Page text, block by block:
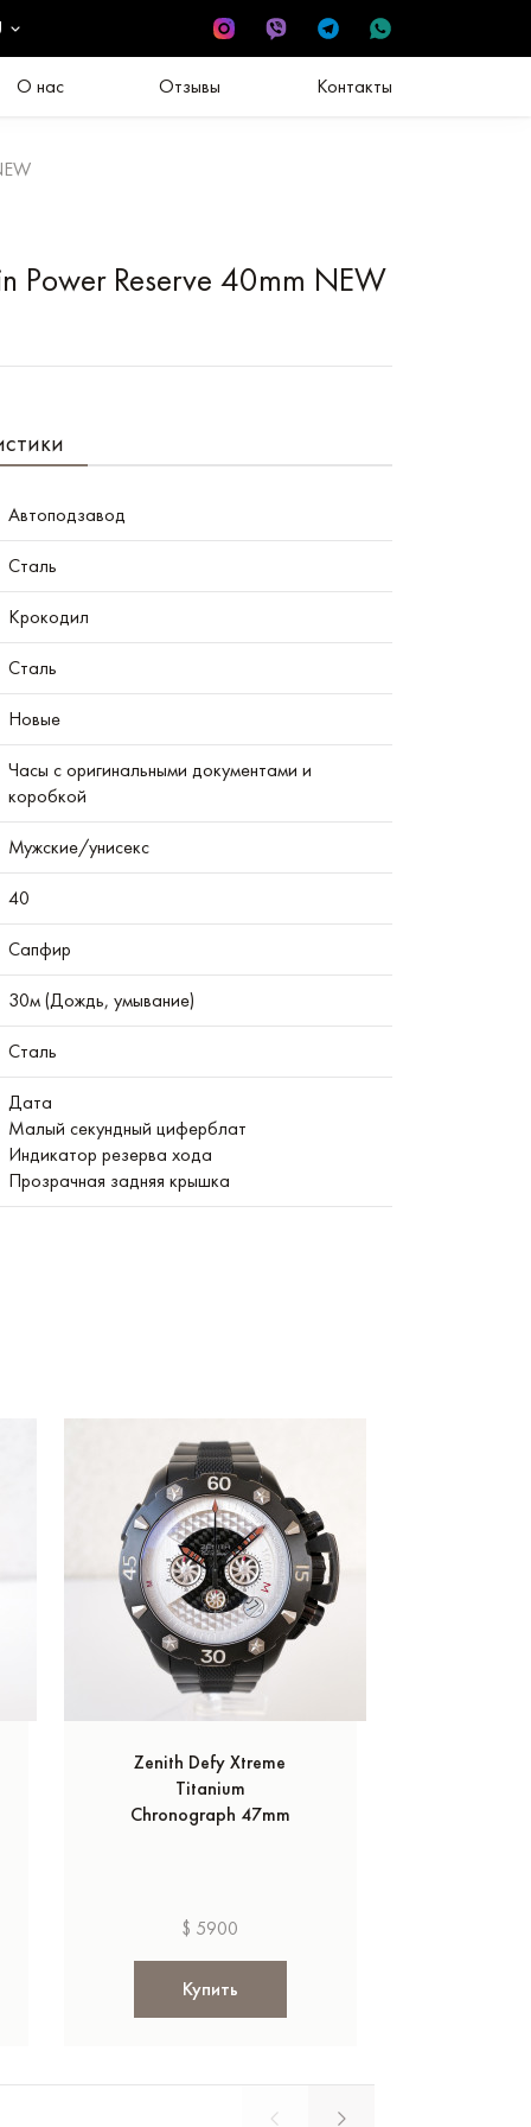
О нас Отзывы Контакты
Power Reserve 40mm NEW
Автоподзавод
Сталь
Крокодил
Сталь
Новые
Часы с оригинальными документами и
коробкой
Мужские/унисекс
40
Сапфир
30м (Дождь, умывание)
Сталь
Дата
Малый секундный циферблат
Индикатор резерва хода
Прозрачная задняя крышка
Zenith Defy Xtreme
Titanium
Chronograph 47mm
$ 5900
Купить